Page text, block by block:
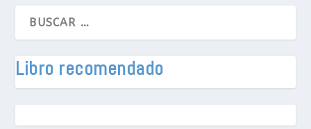
Libro recomendado